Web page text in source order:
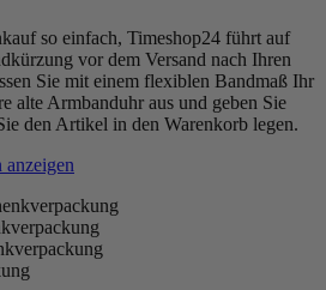
so einfach, Timeshop24 führt auf
vor dem Versand nach Ihren
Sie mit einem flexiblen Bandmaß Ihr
alte Armbanduhr aus und geben Sie
den Artikel in den Warenkorb legen.